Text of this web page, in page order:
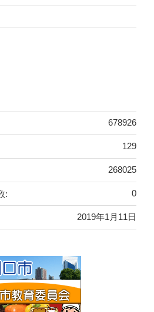
678926
129
268025
0
:
2019年1月11日